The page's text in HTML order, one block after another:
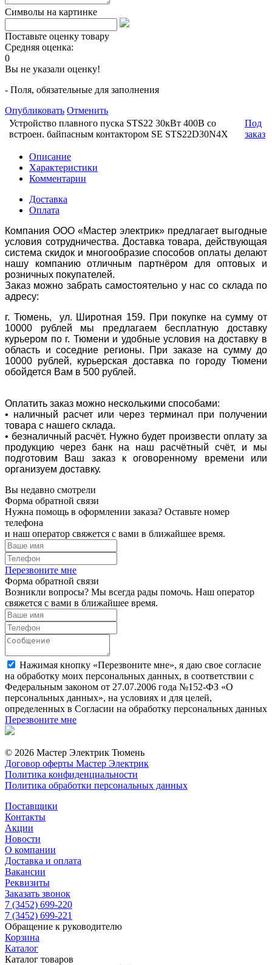
Символы на картинке
Поставьте оценку товару
Средняя оценка:
0
Вы не указали оценку!
- Поля, обязательные для заполнения
Опубликовать Отменить
Устройство плавного пуска STS22 30кВт 400В со
встроен. байпасным контактором SE STS22D30N4X
Под
заказ
Описание
Характеристики
Комментарии
Доставка
Оплата
Компания ООО «Мастер электрик» предлагает выгодные
условия сотрудничества. Доставка товара, действующая
система скидок и многообразие способов оплаты делают
нашу компанию отличным партнёром для оптовых и
розничных покупателей.
Заказ можно забрать самостоятельно у нас со склада по
адресу:
г. Тюмень, ул. Широтная 159. При покупке на сумму от
10000 рублей мы предлагаем бесплатную доставку
курьером по г. Тюмени и удобные условия на доставку в
область и соседние регионы. При заказе на сумму до
10000 рублей, курьерская доставка по городу Тюмени
обойдется Вам в 500 рублей.
Оплатить заказ можно несколькими способами:
• наличный расчет или через терминал при получении
товара с нашего склада.
• безналичный расчёт. Нужно будет произвести оплату за
продукцию через банк на наш расчётный счёт, и мы
подготовим Ваш заказ к оговоренному времени или
организуем доставку.
Вы недавно смотрели
Форма обратной связи
Нужна помощь в оформлении заказа? Оставьте номер
телефона
и наш оператор свяжется с вами в ближайшее время.
Перезвоните мне
Форма обратной связи
Возникли вопросы? Мы всегда рады помочь. Наш оператор
свяжется с вами в ближайшее время.
Нажимая кнопку «Перезвоните мне», я даю свое согласие
на обработку моих персональных данных, в соответствии с
Федеральным законом от 27.07.2006 года №152-ФЗ «О
персональных данных», на условиях и для целей,
определенных в Согласии на обработку персональных данных
Перезвоните мне
© 2026 Мастер Электрик Тюмень
Договор оферты Мастер Электрик
Политика конфиденциальности
Политика обработки персональных данных
Поставщики
Контакты
Акции
Новости
О компании
Доставка и оплата
Вакансии
Реквизиты
Заказать звонок
7 (3452) 699-220
7 (3452) 699-221
Обращение к руководителю
Корзина
Каталог
Каталог товаров